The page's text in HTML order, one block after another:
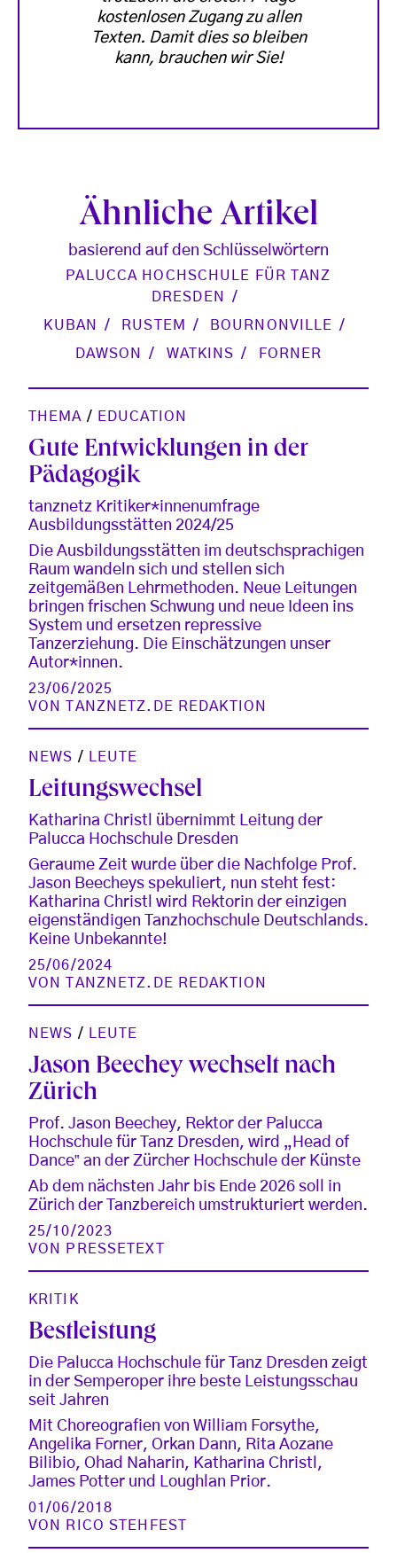
kostenlosen Zugang zu allen
Texten. Damit dies so bleiben
kann, brauchen wir Sie!
Ähnliche Artikel
basierend auf den Schlüsselwörtern
PALUCCA HOCHSCHULE FÜR TANZ
DRESDEN
KUBAN
RUSTEM
BOURNONVILLE
DAWSON
WATKINS FORNER
THEMA / EDUCATION
Gute Entwicklungen in der
Pädagogik
tanznetz Kritiker*innenumfrage
Ausbildungsstätten 2024/25
Die Ausbildungsstätten im deutschsprachigen
Raum wandeln sich und stellen sich
zeitgemäßen Lehrmethoden. Neue Leitungen
bringen frischen Schwung und neue Ideen ins
System und ersetzen repressive
Tanzerziehung. Die Einschätzungen unser
Autor*innen.
23/06/2025
VON
TANZNETZ.DE REDAKTION
NEWS / LEUTE
Leitungswechsel
Katharina Christl übernimmt Leitung der
Palucca Hochschule Dresden
Geraume Zeit wurde über die Nachfolge Prof.
Jason Beecheys spekuliert, nun steht fest:
Katharina Christl wird Rektorin der einzigen
eigenständigen Tanzhochschule Deutschlands.
Keine Unbekannte!
25/06/2024
VON
TANZNETZ.DE REDAKTION
NEWS / LEUTE
Jason Beechey wechselt nach
Zürich
Prof. Jason Beechey, Rektor der Palucca
Hochschule für Tanz Dresden, wird „Head of
Dance‟ an der Zürcher Hochschule der Künste
Ab dem nächsten Jahr bis Ende 2026 soll in
Zürich der Tanzbereich umstrukturiert werden.
25/10/2023
VON
PRESSETEXT
KRITIK
Bestleistung
Die Palucca Hochschule für Tanz Dresden zeigt
in der Semperoper ihre beste Leistungsschau
seit Jahren
Mit Choreografien von William Forsythe,
Angelika Forner, Orkan Dann, Rita Aozane
Bilibio, Ohad Naharin, Katharina Christl,
James Potter und Loughlan Prior.
01/06/2018
VON
RICO STEHFEST